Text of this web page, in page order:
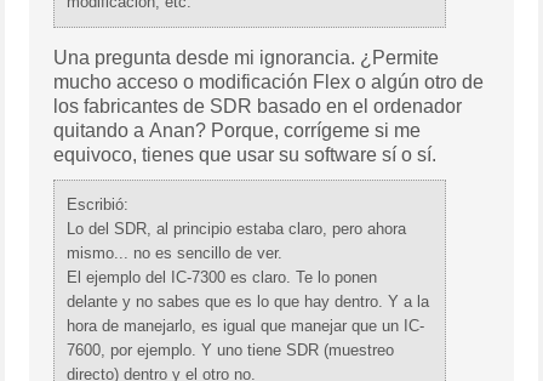
Una pregunta desde mi ignorancia. ¿Permite
mucho acceso o modificación Flex o algún otro de
los fabricantes de SDR basado en el ordenador
quitando a Anan? Porque, corrígeme si me
equivoco, tienes que usar su software sí o sí.
Escribió:
Lo del SDR, al principio estaba claro, pero ahora
mismo... no es sencillo de ver.
El ejemplo del IC-7300 es claro. Te lo ponen
delante y no sabes que es lo que hay dentro. Y a la
hora de manejarlo, es igual que manejar que un IC-
7600, por ejemplo. Y uno tiene SDR (muestreo
directo) dentro y el otro no.